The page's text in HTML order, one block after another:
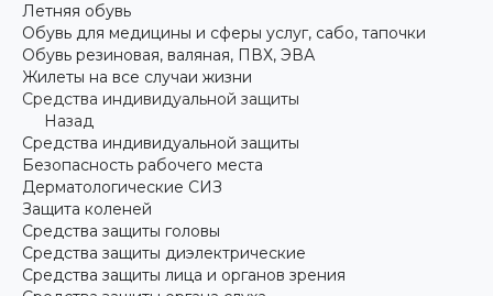
Летняя обувь
Обувь для медицины и сферы услуг, сабо, тапочки
Обувь резиновая, валяная, ПВХ, ЭВА
Жилеты на все случаи жизни
Средства индивидуальной защиты
Назад
Средства индивидуальной защиты
Безопасность рабочего места
Дерматологические СИЗ
Защита коленей
Средства защиты головы
Средства защиты диэлектрические
Средства защиты лица и органов зрения